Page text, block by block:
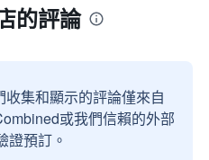
的評論
收集和顯示的評論僅來自
或我們信賴的外部
證預訂。